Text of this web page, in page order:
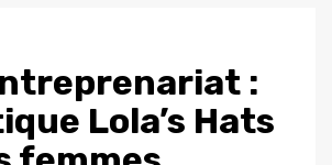
:
Lola’s Hats